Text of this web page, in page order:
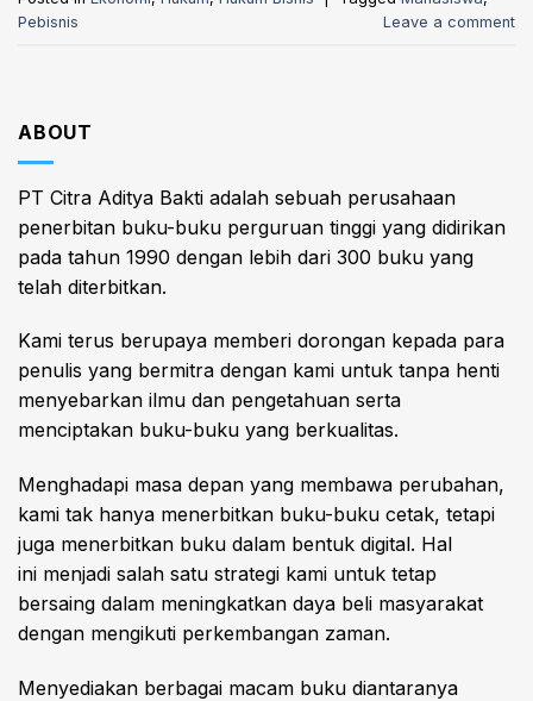
Pebisnis
Leave a comment
ABOUT
PT Citra Aditya Bakti adalah sebuah perusahaan
penerbitan buku-buku perguruan tinggi yang didirikan
pada tahun 1990 dengan lebih dari 300 buku yang
telah diterbitkan.
Kami terus berupaya memberi dorongan kepada para
penulis yang bermitra dengan kami untuk tanpa henti
menyebarkan ilmu dan pengetahuan serta
menciptakan buku-buku yang berkualitas.
Menghadapi masa depan yang membawa perubahan,
kami tak hanya menerbitkan buku-buku cetak, tetapi
juga menerbitkan buku dalam bentuk digital. Hal
ini menjadi salah satu strategi kami untuk tetap
bersaing dalam meningkatkan daya beli masyarakat
dengan mengikuti perkembangan zaman.
Menyediakan berbagai macam buku diantaranya